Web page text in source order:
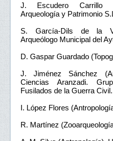
J. Escudero Carrillo
Arqueología y Patrimonio
S. García-Dils de la
Arqueólogo Municipal del
D. Gaspar Guardado
J. Jiménez Sánchez
Ciencias Aranzadi.
Fusilados de la Guerra Civil.
I. López Flores
R. Martínez